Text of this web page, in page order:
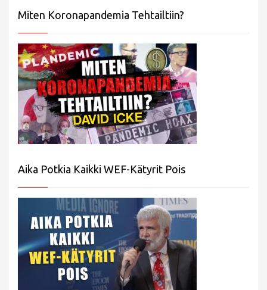
Miten Koronapandemia Tehtailtiin?
Aika Potkia Kaikki WEF-Kätyrit Pois